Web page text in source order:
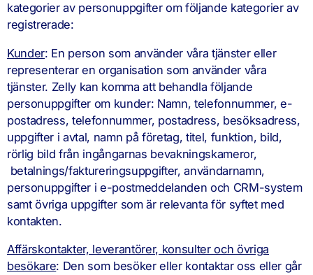
kategorier av personuppgifter om följande kategorier av
registrerade:
Kunder: En person som använder våra tjänster eller
representerar en organisation som använder våra
tjänster. Zelly kan komma att behandla följande
personuppgifter om kunder: Namn, telefonnummer, e-
postadress, telefonnummer, postadress, besöksadress,
uppgifter i avtal, namn på företag, titel, funktion, bild,
rörlig bild från ingångarnas bevakningskameror,
betalnings/faktureringsuppgifter, användarnamn,
personuppgifter i e-postmeddelanden och CRM-system
samt övriga uppgifter som är relevanta för syftet med
kontakten.
Affärskontakter, leverantörer, konsulter och övriga
besökare: Den som besöker eller kontaktar oss eller går